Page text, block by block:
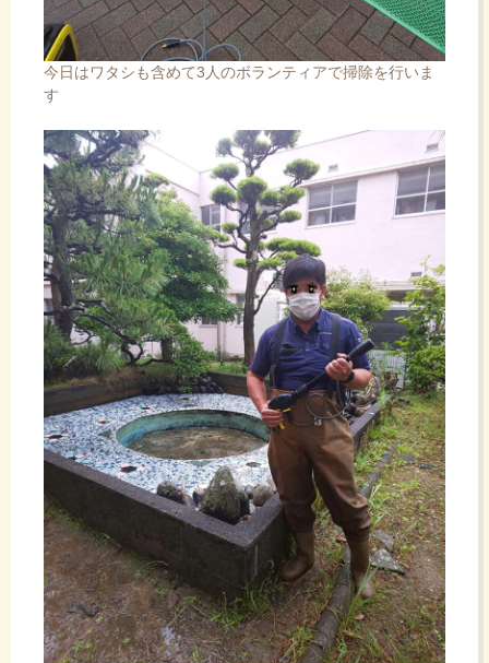
今日はワタシも含めて3人のボランティアで掃除を行いま
す